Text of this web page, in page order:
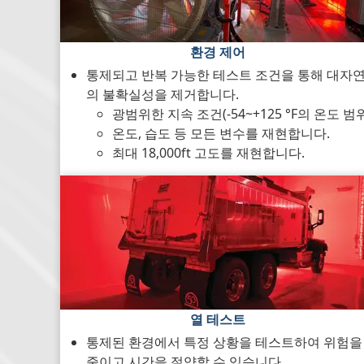
환경 제어
통제되고 반복 가능한 테스트 조건을 통해 대자
의 불확실성을 제거합니다.
광범위한 지속 조건(-54~+125 °F의 온도 범
온도, 습도 등 모든 변수를 재현합니다.
최대 18,000ft 고도를 재현합니다.
열 테스트
통제된 환경에서 특정 상황을 테스트하여 위험을